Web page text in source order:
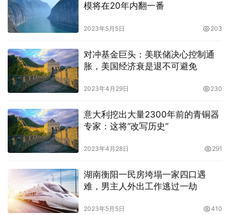
模将在20年内翻一番
2023年5月5日 203
对冲基金巨头：美联储决心控制通
胀，美国经济衰是退不可避免
2023年4月29日 230
意大利挖出大量2300年前的青铜器
专家：这将“改写历史”
2023年4月28日 291
湖南衡阳一民房垮塌一家四口遇
难，男主人外出工作逃过一劫
2023年5月5日 410